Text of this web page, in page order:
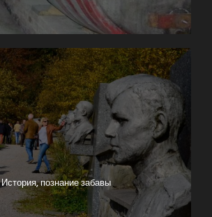
История, познание забавы